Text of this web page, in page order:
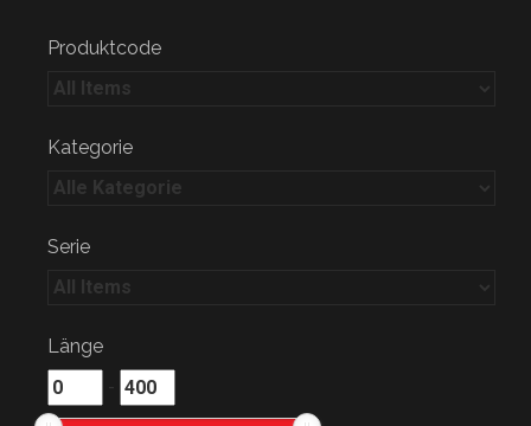
Produktcode
Kategorie
Serie
Länge
-